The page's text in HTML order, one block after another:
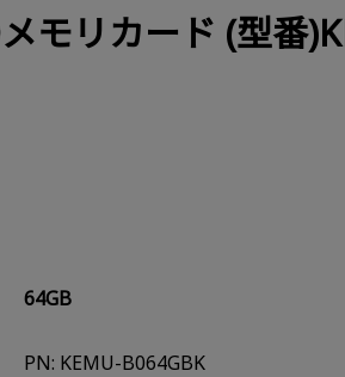
モリカード (型番
64GB
PN: KEMU-B064GBK